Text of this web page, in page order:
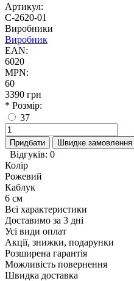
Артикул:
С-2620-01
Виробники
Виробник
EAN:
6020
MPN:
60
3390 грн
* Розмір:
37
Придбати Швидке замовлення
Відгуків: 0
Колір
Рожевий
Каблук
6 см
Всі характеристики
Доставимо за 3 дні
Усі види оплат
Акції, знижки, подарунки
Розширена гарантія
Можливість повернення
Швидка доставка